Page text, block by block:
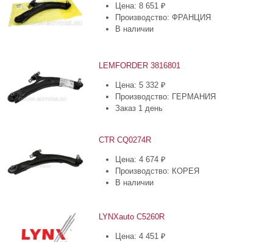
Цена: 8 651 ₽
Производство: ФРАНЦИЯ
В наличии
LEMFORDER 3816801
Цена: 5 332 ₽
Производство: ГЕРМАНИЯ
Заказ 1 день
CTR CQ0274R
Цена: 4 674 ₽
Производство: КОРЕЯ
В наличии
LYNXauto C5260R
Цена: 4 451 ₽